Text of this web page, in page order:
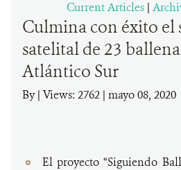
Current Articles |
Culmina con éxito el
satelital de 23
Atlántico Sur
By| Views: 2762 | mayo 08, 2020
El proyecto “Siguiendo